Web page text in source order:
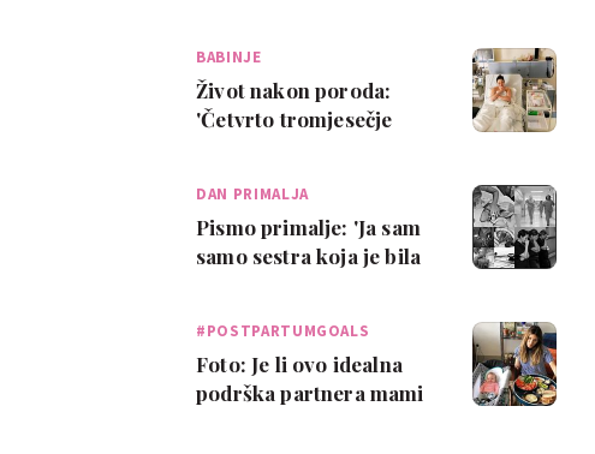
BABINJE
Život nakon poroda:
'Četvrto tromjesečje
DAN PRIMALJA
Pismo primalje: 'Ja sam
samo sestra koja je bila
#POSTPARTUMGOALS
Foto: Je li ovo idealna
podrška partnera mami